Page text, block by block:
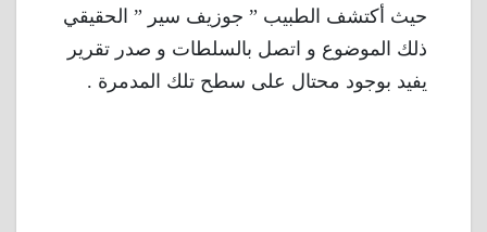
حيث أكتشف الطبيب ” جوزيف سير ” الحقيقي
ذلك الموضوع و اتصل بالسلطات و صدر تقرير
يفيد بوجود محتال على سطح تلك المدمرة .